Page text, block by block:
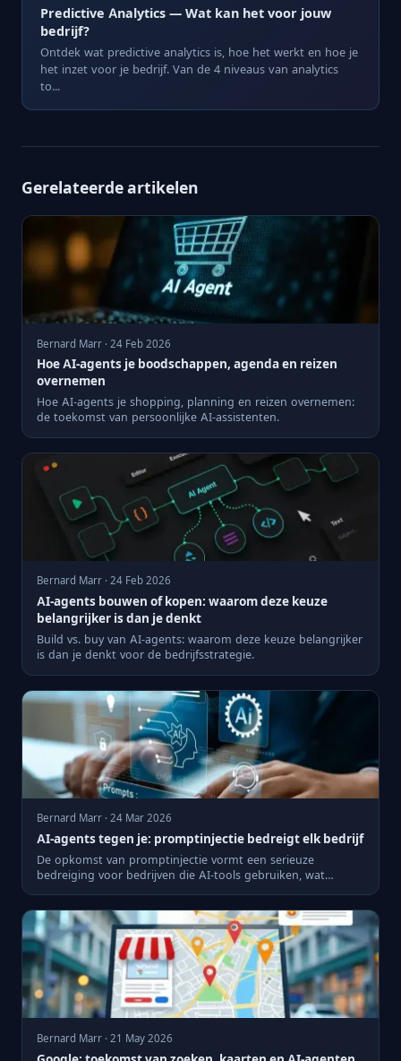
Predictive Analytics — Wat kan het voor jouw
bedrijf?
Ontdek wat predictive analytics is, hoe het werkt en hoe je
het inzet voor je bedrijf. Van de 4 niveaus van analytics
to...
Gerelateerde artikelen
Bernard Marr · 24 Feb 2026
Hoe AI-agents je boodschappen, agenda en reizen
overnemen
Hoe AI-agents je shopping, planning en reizen overnemen:
de toekomst van persoonlijke AI-assistenten.
Bernard Marr · 24 Feb 2026
AI-agents bouwen of kopen: waarom deze keuze
belangrijker is dan je denkt
Build vs. buy van AI-agents: waarom deze keuze belangrijker
is dan je denkt voor de bedrijfsstrategie.
Bernard Marr · 24 Mar 2026
AI-agents tegen je: promptinjectie bedreigt elk bedrijf
De opkomst van promptinjectie vormt een serieuze
bedreiging voor bedrijven die AI-tools gebruiken, wat
Bernard Marr · 21 May 2026